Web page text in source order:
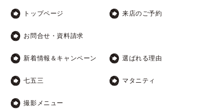
トップページ 来店のご予約
お問合せ・資料請求
新着情報＆キャンペーン 選ばれる理由
七五三 マタニティ
撮影メニュー